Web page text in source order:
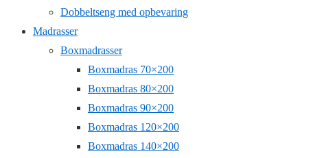
Dobbeltseng med opbevaring
Madrasser
Boxmadrasser
Boxmadras 70×200
Boxmadras 80×200
Boxmadras 90×200
Boxmadras 120×200
Boxmadras 140×200